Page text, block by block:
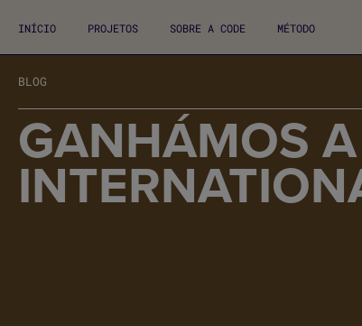
INÍCIO PROJETOS SOBRE A CODE MÉTODO
BLOG
GANHÁMOS